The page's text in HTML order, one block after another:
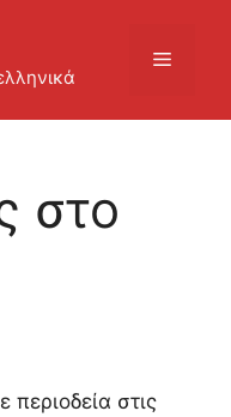
Menu
στο
περιοδεία στις